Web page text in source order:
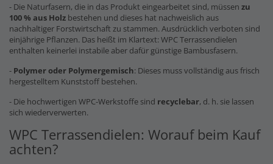
- Die Naturfasern, die in das Produkt eingearbeitet sind, müssen zu
100 % aus Holz bestehen und dieses hat nachweislich aus
nachhaltiger Forstwirtschaft zu stammen. Ausdrücklich verboten sind
einjährige Pflanzen. Das heißt im Klartext: WPC Terrassendielen
enthalten keinerlei instabile aber dafür günstige Bambusfasern.
- Polymer oder Polymergemisch: Dieses muss vollständig aus frisch
hergestelltem Kunststoff bestehen.
- Die hochwertigen WPC-Werkstoffe sind recyclebar, d. h. sie lassen
sich wiederverwerten.
WPC Terrassendielen: Worauf beim Kauf
achten?